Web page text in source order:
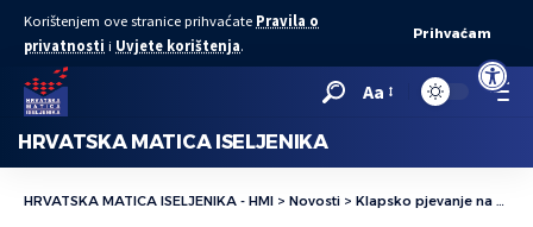
Open
Korištenjem ove stranice prihvaćate Pravila o
privatnosti i Uvjete korištenja.
Prihvaćam
Aa
HRVATSKA MATICA ISELJENIKA
HRVATSKA MATICA ISELJENIKA - HMI > Novosti > Klapsko pjevanje na UNESCO-ovu popisu nematerijalne baštine